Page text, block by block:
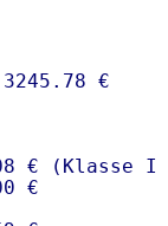
€ (Klasse I)
€